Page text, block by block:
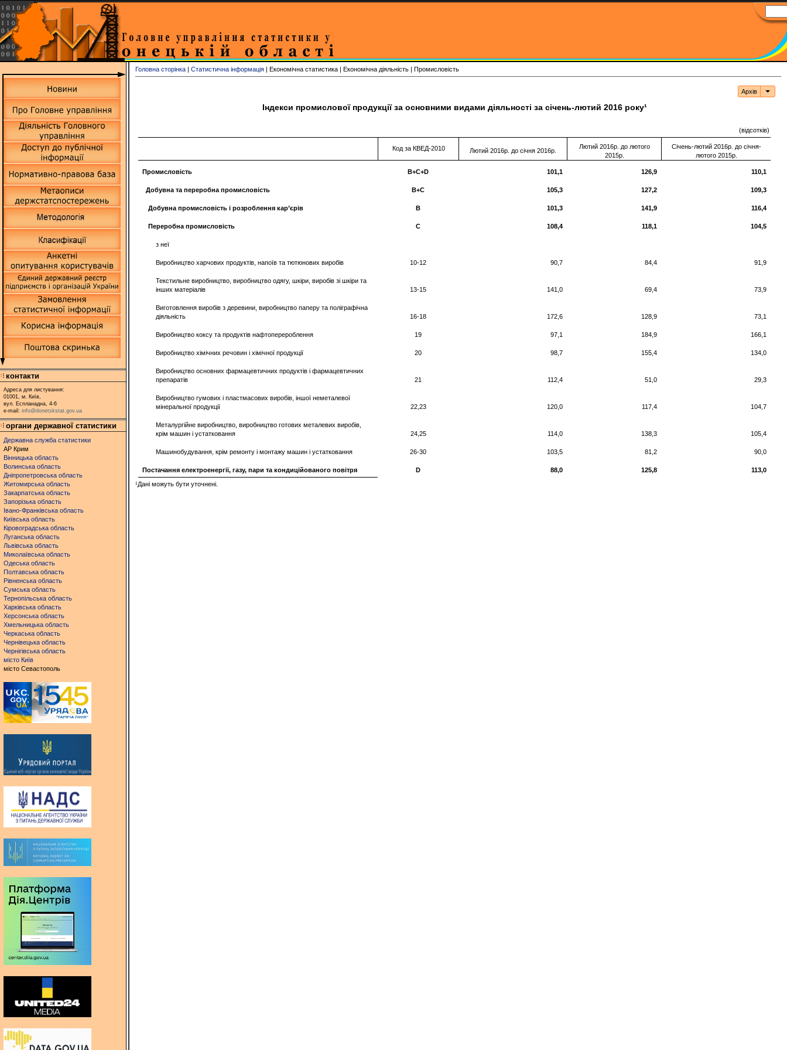
контакти
Адреса для листування:
01001, м. Київ,
вул. Еспланадна, 4-6
e-mail: info@donetskstat.gov.ua
органи державної статистики
Державна служба статистики
АР Крим
Вінницька область
Волинська область
Дніпропетровська область
Житомирська область
Закарпатська область
Запорізька область
Івано-Франківська область
Київська область
Кіровоградська область
Луганська область
Львівська область
Миколаївська область
Одеська область
Полтавська область
Рівненська область
Сумська область
Тернопільська область
Харківська область
Херсонська область
Хмельницька область
Черкаська область
Чернівецька область
Чернігівська область
місто Київ
місто Севастополь
Головна сторінка | Статистична інформація | Економічна статистика | Економічна діяльність | Промисловість
Архів
Індекси промислової продукції за основними видами діяльності за січень-лютий 2016 року¹
(відсотків)
Код за КВЕД-2010 Лютий 2016р. до січня 2016р.
Лютий 2016р. до лютого
2015р.
Січень-лютий 2016р. до січня-
лютого 2015р.
Промисловість B+C+D 101,1 126,9 110,1
Добувна та переробна промисловість B+C 105,3 127,2 109,3
Добувна промисловість і розроблення кар’єрів B 101,3 141,9 116,4
Переробна промисловість С 108,4 118,1 104,5
з неї
Виробництво харчових продуктів, напоїв та тютюнових виробів 10-12 90,7 84,4 91,9
Текстильне виробництво, виробництво одягу, шкіри, виробів зі шкіри та
інших матеріалів
13-15 141,0 69,4 73,9
Виготовлення виробів з деревини, виробництво паперу та поліграфічна
діяльність
16-18 172,6 128,9 73,1
Виробництво коксу та продуктів нафтоперероблення 19 97,1 184,9 166,1
Виробництво хімічних речовин і хімічної продукції 20 98,7 155,4 134,0
Виробництво основних фармацевтичних продуктів і фармацевтичних
препаратів
21 112,4 51,0 29,3
Виробництво гумових і пластмасових виробів, іншої неметалевої
мінеральної продукції
22,23 120,0 117,4 104,7
Металургійне виробництво, виробництво готових металевих виробів,
крім машин і устатковання
24,25 114,0 138,3 105,4
Машинобудування, крім ремонту і монтажу машин і устатковання 26-30 103,5 81,2 90,0
Постачання електроенергії, газу, пари та кондиційованого повітря D 88,0 125,8
113,0
¹Дані можуть бути уточнені.